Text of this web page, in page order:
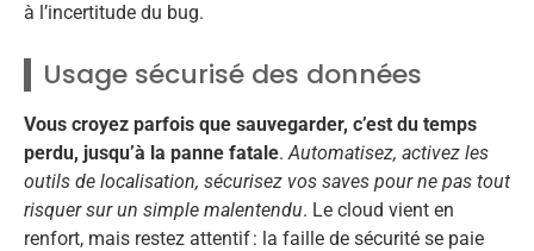
à l’incertitude du bug.
Usage sécurisé des données
Vous croyez parfois que sauvegarder, c’est du temps
perdu, jusqu’à la panne fatale. Automatisez, activez les
outils de localisation, sécurisez vos saves pour ne pas tout
risquer sur un simple malentendu. Le cloud vient en
renfort, mais restez attentif : la faille de sécurité se paie